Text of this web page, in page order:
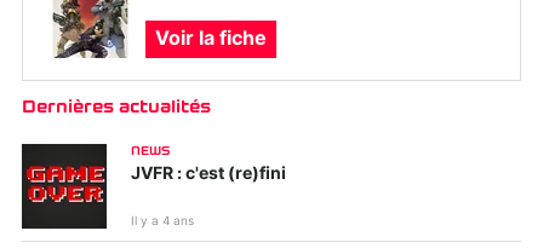
Voir la fiche
Dernières actualités
NEWS
JVFR : c'est (re)fini
Il y a 4 ans